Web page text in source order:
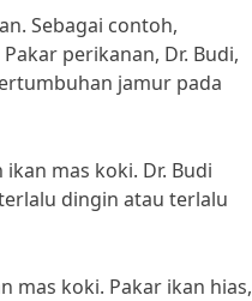
Sebagai contoh,
perikanan, Dr. Budi,
jamur pada
mas koki. Dr. Budi
dingin atau terlalu
mas koki. Pakar ikan hias,